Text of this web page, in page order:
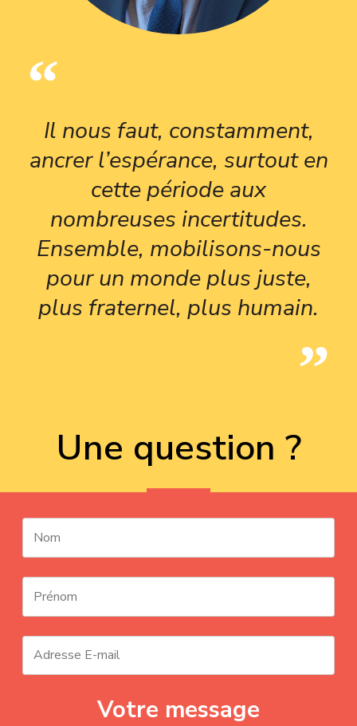
Il nous faut, constamment,
ancrer l’espérance, surtout en
cette période aux
nombreuses incertitudes.
Ensemble, mobilisons-nous
pour un monde plus juste,
plus fraternel, plus humain.
Une question ?
Votre message